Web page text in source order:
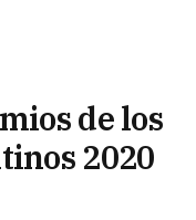
de los
2020